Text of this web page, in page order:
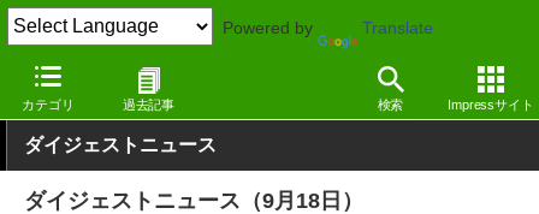
Powered by Translate
カテゴリ 過去記事 検索 Impressサイト
窓の杜 その他の話題 アップデート
ダイジェストニュース
ダイジェストニュース（9月18日）